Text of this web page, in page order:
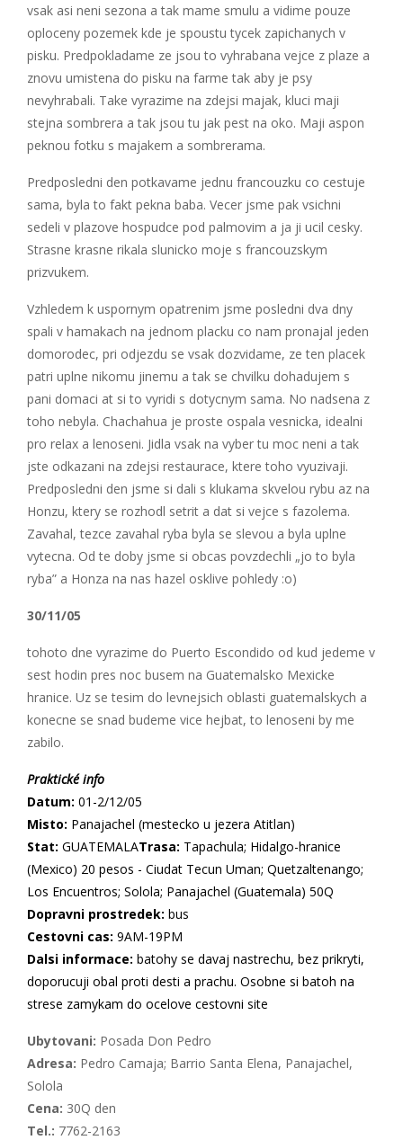
vsak asi neni sezona a tak mame smulu a vidime pouze
oploceny pozemek kde je spoustu tycek zapichanych v
pisku. Predpokladame ze jsou to vyhrabana vejce z plaze a
znovu umistena do pisku na farme tak aby je psy
nevyhrabali. Take vyrazime na zdejsi majak, kluci maji
stejna sombrera a tak jsou tu jak pest na oko. Maji aspon
peknou fotku s majakem a sombrerama.
Predposledni den potkavame jednu francouzku co cestuje
sama, byla to fakt pekna baba. Vecer jsme pak vsichni
sedeli v plazove hospudce pod palmovim a ja ji ucil cesky.
Strasne krasne rikala slunicko moje s francouzskym
prizvukem.
Vzhledem k uspornym opatrenim jsme posledni dva dny
spali v hamakach na jednom placku co nam pronajal jeden
domorodec, pri odjezdu se vsak dozvidame, ze ten placek
patri uplne nikomu jinemu a tak se chvilku dohadujem s
pani domaci at si to vyridi s dotycnym sama. No nadsena z
toho nebyla. Chachahua je proste ospala vesnicka, idealni
pro relax a lenoseni. Jidla vsak na vyber tu moc neni a tak
jste odkazani na zdejsi restaurace, ktere toho vyuzivaji.
Predposledni den jsme si dali s klukama skvelou rybu az na
Honzu, ktery se rozhodl setrit a dat si vejce s fazolema.
Zavahal, tezce zavahal ryba byla se slevou a byla uplne
vytecna. Od te doby jsme si obcas povzdechli „jo to byla
ryba” a Honza na nas hazel osklive pohledy :o)
30/11/05
tohoto dne vyrazime do Puerto Escondido od kud jedeme v
sest hodin pres noc busem na Guatemalsko Mexicke
hranice. Uz se tesim do levnejsich oblasti guatemalskych a
konecne se snad budeme vice hejbat, to lenoseni by me
zabilo.
Praktické info
Datum: 01-2/12/05
Misto: Panajachel (mestecko u jezera Atitlan)
Stat: GUATEMALATrasa: Tapachula; Hidalgo-hranice
(Mexico) 20 pesos - Ciudat Tecun Uman; Quetzaltenango;
Los Encuentros; Solola; Panajachel (Guatemala) 50Q
Dopravni prostredek: bus
Cestovni cas: 9AM-19PM
Dalsi informace: batohy se davaj nastrechu, bez prikryti,
doporucuji obal proti desti a prachu. Osobne si batoh na
strese zamykam do ocelove cestovni site
Ubytovani: Posada Don Pedro
Adresa: Pedro Camaja; Barrio Santa Elena, Panajachel,
Solola
Cena: 30Q den
Tel.: 7762-2163